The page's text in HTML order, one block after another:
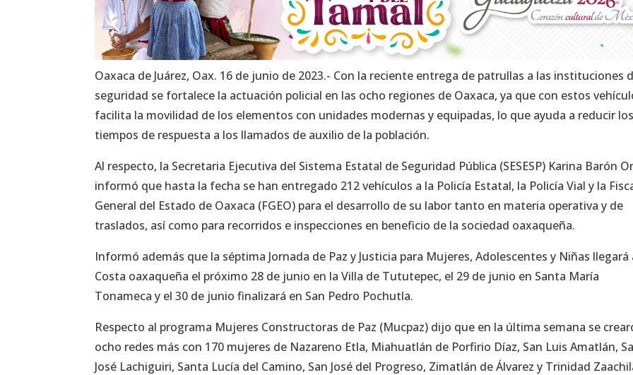
Oaxaca de Juárez, Oax. 16 de junio de 2023.- Con la reciente entrega de patrullas a las instituciones
seguridad se fortalece la actuación policial en las ocho regiones de Oaxaca, ya que con estos
facilita la movilidad de los elementos con unidades modernas y equipadas, lo que ayuda a reducir los
tiempos de respuesta a los llamados de auxilio de la población.
Al respecto, la Secretaria Ejecutiva del Sistema Estatal de Seguridad Pública (SESESP) Karina Barón
informó que hasta la fecha se han entregado 212 vehículos a la Policía Estatal, la Policía Vial y la
General del Estado de Oaxaca (FGEO) para el desarrollo de su labor tanto en materia operativa y de
traslados, así como para recorridos e inspecciones en beneficio de la sociedad oaxaqueña.
Informó además que la séptima Jornada de Paz y Justicia para Mujeres, Adolescentes y Niñas llegará
Costa oaxaqueña el próximo 28 de junio en la Villa de Tututepec, el 29 de junio en Santa María
Tonameca y el 30 de junio finalizará en San Pedro Pochutla.
Respecto al programa Mujeres Constructoras de Paz (Mucpaz) dijo que en la última semana se
ocho redes más con 170 mujeres de Nazareno Etla, Miahuatlán de Porfirio Díaz, San Luis Amatlán,
José Lachiguiri, Santa Lucía del Camino, San José del Progreso, Zimatlán de Álvarez y Trinidad